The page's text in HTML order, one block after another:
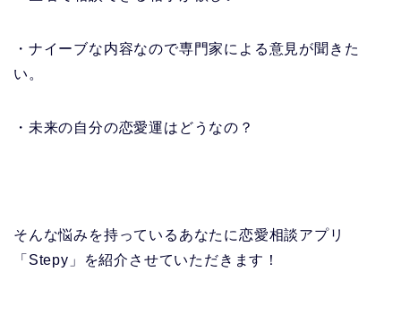
・ナイーブな内容なので専門家による意見が聞きた
い。
・未来の自分の恋愛運はどうなの？
そんな悩みを持っているあなたに恋愛相談アプリ
「Stepy」を紹介させていただきます！